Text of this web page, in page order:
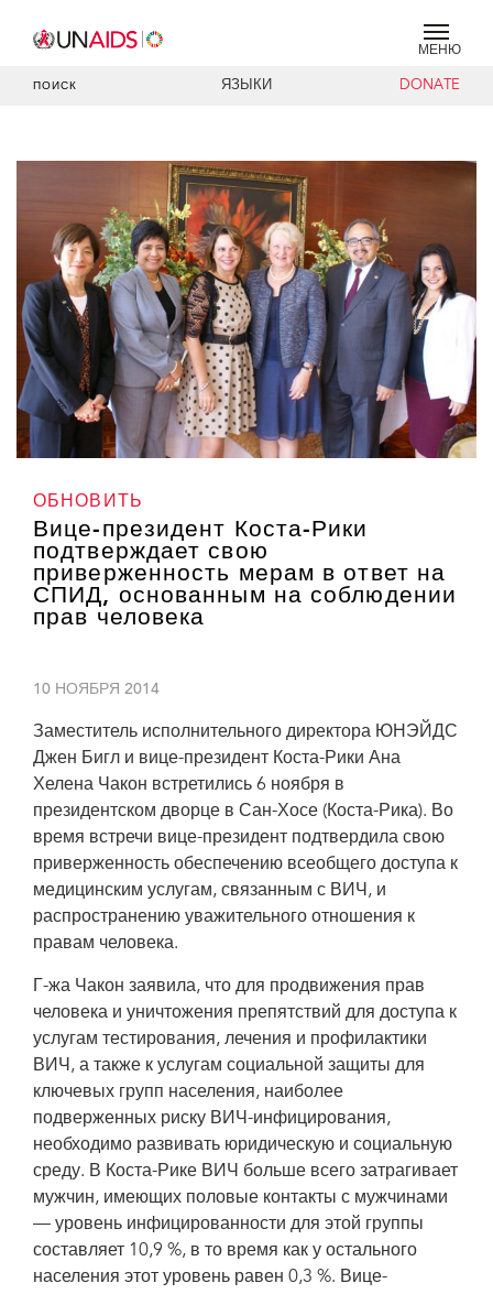
МЕНЮ
ПОИСК ЯЗЫКИ DONATE
Слева направо: Йорико Ясукава, резидент-координатор ООН в Коста-
Рике; Ребека Ариас, региональный директор центра ПРООН по странам
Латинской Америки и Карибского бассейна; Ана Хелена Чакон, вице-
президент Коста-Рики; Джен Бигл, заместитель исполнительного директора
ЮНЭЙДС; Сезар Нуньес, директор Группы региональной поддержки
ЮНЭЙДС для Латинской Америки, и Рут Линарес, советник вице-
президента по проблемам ВИЧ и СПИДа.
ОБНОВИТЬ
Вице-президент Коста-Рики
подтверждает свою
приверженность мерам в ответ на
СПИД, основанным на соблюдении
прав человека
10 НОЯБРЯ 2014
Заместитель исполнительного директора ЮНЭЙДС
Джен Бигл и вице-президент Коста-Рики Ана
Хелена Чакон встретились 6 ноября в
президентском дворце в Сан-Хосе (Коста-Рика). Во
время встречи вице-президент подтвердила свою
приверженность обеспечению всеобщего доступа к
медицинским услугам, связанным с ВИЧ, и
распространению уважительного отношения к
правам человека.
Г-жа Чакон заявила, что для продвижения прав
человека и уничтожения препятствий для доступа к
услугам тестирования, лечения и профилактики
ВИЧ, а также к услугам социальной защиты для
ключевых групп населения, наиболее
подверженных риску ВИЧ-инфицирования,
необходимо развивать юридическую и социальную
среду. В Коста-Рике ВИЧ больше всего затрагивает
мужчин, имеющих половые контакты с мужчинами
— уровень инфицированности для этой группы
составляет 10,9 %, в то время как у остального
населения этот уровень равен 0,3 %. Вице-